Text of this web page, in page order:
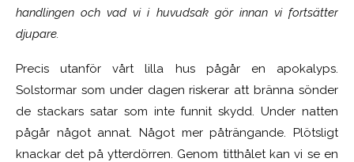
handlingen och vad vi i huvudsak gör innan vi fortsätter
djupare.
Precis utanför vårt lilla hus pågår en apokalyps.
Solstormar som under dagen riskerar att bränna sönder
de stackars satar som inte funnit skydd. Under natten
pågår något annat. Något mer påträngande. Plötsligt
knackar det på ytterdörren. Genom titthålet kan vi se en